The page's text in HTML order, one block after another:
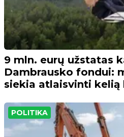
9 mln. eurų užstatas
Dambrausko fondui:
siekia atlaisvinti kelią
POLITIKA